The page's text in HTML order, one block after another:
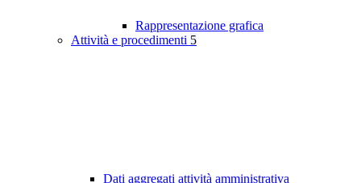
Rappresentazione grafica
Attività e procedimenti 5
Dati aggregati attività amministrativa